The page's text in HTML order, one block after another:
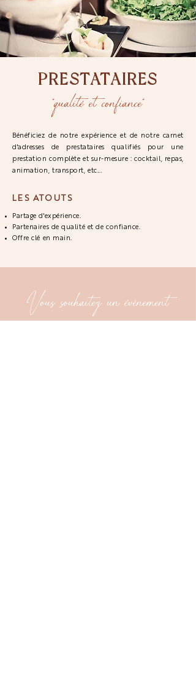
PRESTATAIRES
"qualité et confiance"
Bénéficiez de notre expérience et de notre carnet
d'adresses de prestataires qualifiés pour une
prestation complète et sur-mesure : cocktail, repas,
animation, transport, etc...
LES ATOUTS
Partage d'expérience.
Partenaires de qualité et de confiance.
Offre clé en main.
Vous souhaitez un évènement